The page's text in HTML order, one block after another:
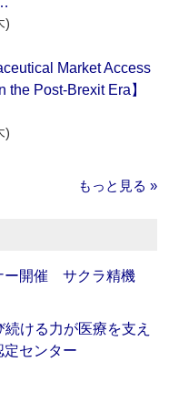
)
Market Access
the Post-Brexit Era】
)
もっと見る »
ー開催 サクラ精機
ける力が医療を支え
センター